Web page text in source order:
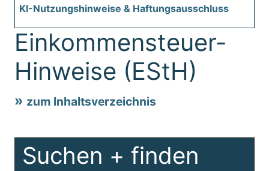
KI-Nutzungshinweise & Haftungsausschluss
Einkommensteuer-
Hinweise (EStH)
zum Inhaltsverzeichnis
Suchen + finden